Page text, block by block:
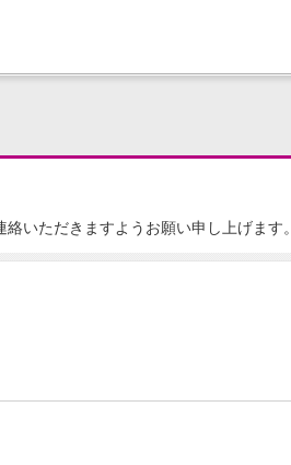
いただきますようお願い申し上げます。